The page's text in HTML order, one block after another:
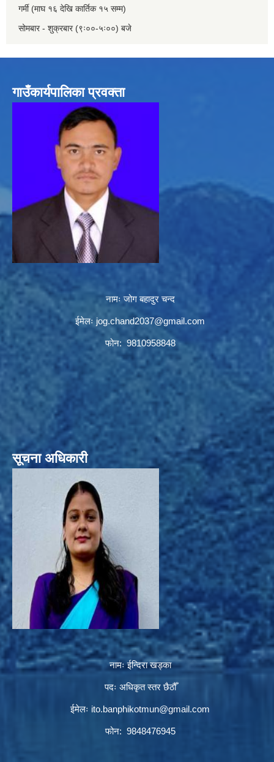
गर्मी (माघ १६ देखि कार्तिक १५ सम्म)
सोमबार - शुक्रबार (९ः००-५ः००) बजे
गाउँकार्यपालिका प्रवक्ता
नामः जोग बहादुर चन्द
ईमेलः jog.chand2037@gmail.com
फोन: 9810958848
सूचना अधिकारी
नामः ईन्दिरा खड्का
पदः अधिकृत स्तर छैठौँ
ईमेलः ito.banphikotmun@gmail.com
फोन: 9848476945